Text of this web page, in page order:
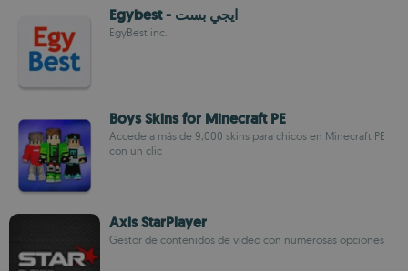
Egybest - ايجي بست
EgyBest inc.
Boys Skins for Minecraft PE
Accede a más de 9,000 skins para chicos en Minecraft PE
con un clic
Axis StarPlayer
Gestor de contenidos de vídeo con numerosas opciones